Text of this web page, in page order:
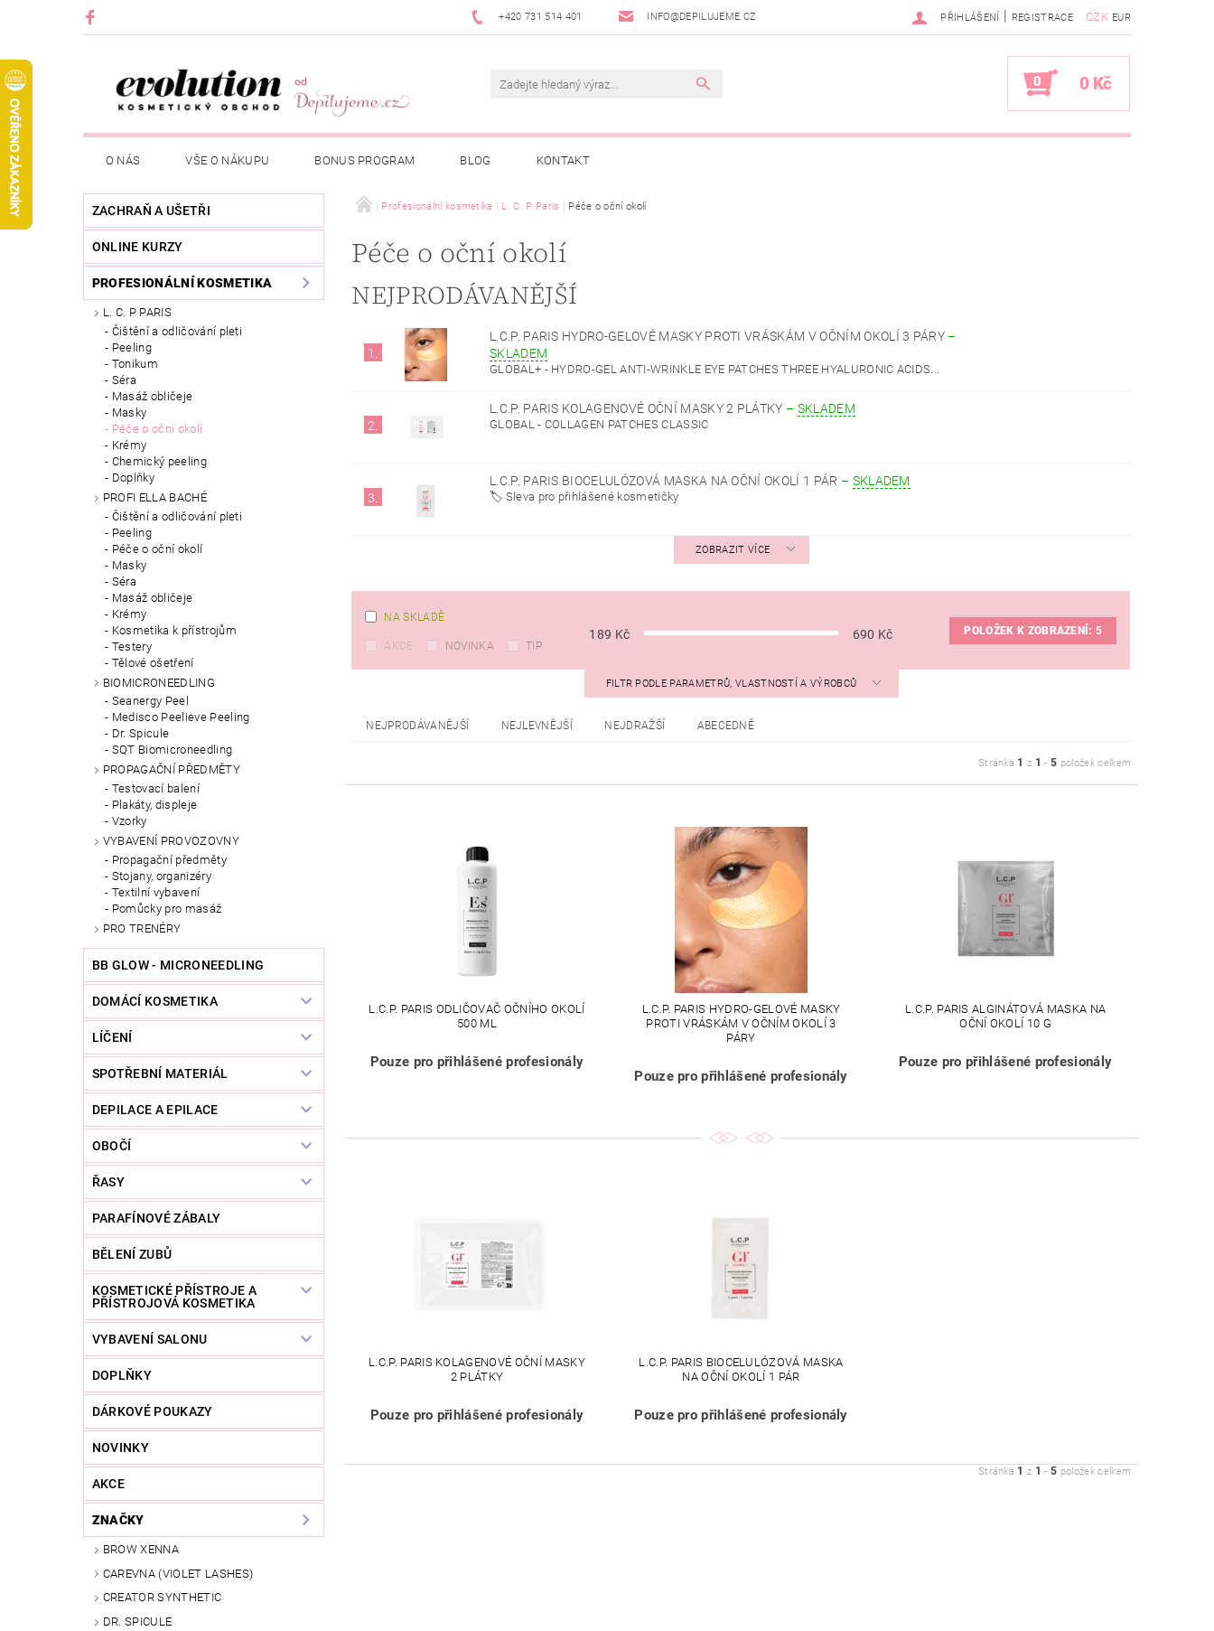
+420 731 514 401 INFO@DEPILUJEME.CZ CZK EUR
PŘIHLÁŠENÍ | REGISTRACE
0 0 Kč
O NÁS VŠE O NÁKUPU BONUS PROGRAM BLOG KONTAKT
ZACHRAŇ A UŠETŘI
ONLINE KURZY
PROFESIONÁLNÍ KOSMETIKA
L. C. P PARIS
Čištění a odličování pleti
Peeling
Tonikum
Séra
Masáž obličeje
Masky
Péče o oční okolí
Krémy
Chemický peeling
Doplňky
PROFI ELLA BACHÉ
Čištění a odličování pleti
Peeling
Péče o oční okolí
Masky
Séra
Masáž obličeje
Krémy
Kosmetika k přístrojům
Testery
Tělové ošetření
BIOMICRONEEDLING
Seanergy Peel
Medisco Peelieve Peeling
Dr. Spicule
SQT Biomicroneedling
PROPAGAČNÍ PŘEDMĚTY
Testovací balení
Plakáty, displeje
Vzorky
VYBAVENÍ PROVOZOVNY
Propagační předměty
Stojany, organizéry
Textilní vybavení
Pomůcky pro masáž
PRO TRENÉRY
BB GLOW - MICRONEEDLING
DOMÁCÍ KOSMETIKA
LÍČENÍ
SPOTŘEBNÍ MATERIÁL
DEPILACE A EPILACE
OBOČÍ
ŘASY
PARAFÍNOVÉ ZÁBALY
BĚLENÍ ZUBŮ
KOSMETICKÉ PŘÍSTROJE A
PŘÍSTROJOVÁ KOSMETIKA
VYBAVENÍ SALONU
DOPLŇKY
DÁRKOVÉ POUKAZY
NOVINKY
AKCE
ZNAČKY
BROW XENNA
CAREVNA (VIOLET LASHES)
CREATOR SYNTHETIC
DR. SPICULE
Profesionální kosmetika L. C. P Paris Péče o oční okolí
Péče o oční okolí
NEJPRODÁVANĚJŠÍ
1.
L.C.P. PARIS HYDRO-GELOVÉ MASKY PROTI VRÁSKÁM V OČNÍM OKOLÍ 3 PÁRY –
SKLADEM
GLOBAL+ - HYDRO-GEL ANTI-WRINKLE EYE PATCHES THREE HYALURONIC ACIDS...
2.
L.C.P. PARIS KOLAGENOVÉ OČNÍ MASKY 2 PLÁTKY – SKLADEM
GLOBAL - COLLAGEN PATCHES CLASSIC
3.
L.C.P. PARIS BIOCELULÓZOVÁ MASKA NA OČNÍ OKOLÍ 1 PÁR – SKLADEM
🏷️ Sleva pro přihlášené kosmetičky
ZOBRAZIT VÍCE
NA SKLADĚ
AKCE NOVINKA TIP
189 Kč 690 Kč POLOŽEK K ZOBRAZENÍ:5
FILTR PODLE PARAMETRŮ, VLASTNOSTÍ A VÝROBCŮ
NEJPRODÁVANĚJŠÍ NEJLEVNĚJŠÍ NEJDRAŽŠÍ ABECEDNĚ
Stránka 1 z 1 -5 položek celkem
L.C.P. PARIS ODLIČOVAČ OČNÍHO OKOLÍ
500 ML
Pouze pro přihlášené profesionály
L.C.P. PARIS HYDRO-GELOVÉ MASKY
PROTI VRÁSKÁM V OČNÍM OKOLÍ 3
PÁRY
Pouze pro přihlášené profesionály
L.C.P. PARIS ALGINÁTOVÁ MASKA NA
OČNÍ OKOLÍ 10 G
Pouze pro přihlášené profesionály
L.C.P. PARIS KOLAGENOVÉ OČNÍ MASKY
2 PLÁTKY
Pouze pro přihlášené profesionály
L.C.P. PARIS BIOCELULÓZOVÁ MASKA
NA OČNÍ OKOLÍ 1 PÁR
Pouze pro přihlášené profesionály
Stránka 1 z 1 -5 položek celkem